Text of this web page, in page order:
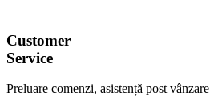
Customer
Service
Preluare comenzi, asistență post vânzare